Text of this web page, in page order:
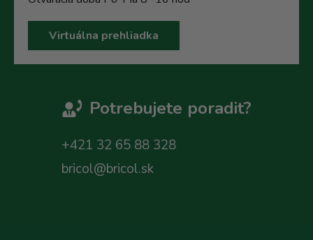
Virtuálna prehliadka
Potrebujete poradit?
+421 32 65 88 328
bricol@bricol.sk